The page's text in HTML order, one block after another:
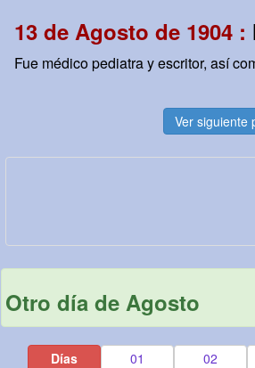
13 de Agosto de 1904 :
Fue médico pediatra y escritor, así
Ver siguiente
Otro día de Agosto
Días 01 02